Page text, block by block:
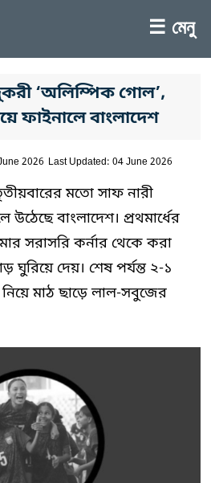
☰ মেনু
‘অলিম্পিক গোল’,
ফাইনালে বাংলাদেশ
2026 Last Updated: 04 June 2026
মতো সাফ নারী
উঠেছে বাংলাদেশ। প্রথমার্ধের
সরাসরি কর্নার থেকে করা
ঘুরিয়ে দেয়। শেষ পর্যন্ত ২-১
মাঠ ছাড়ে লাল-সবুজের